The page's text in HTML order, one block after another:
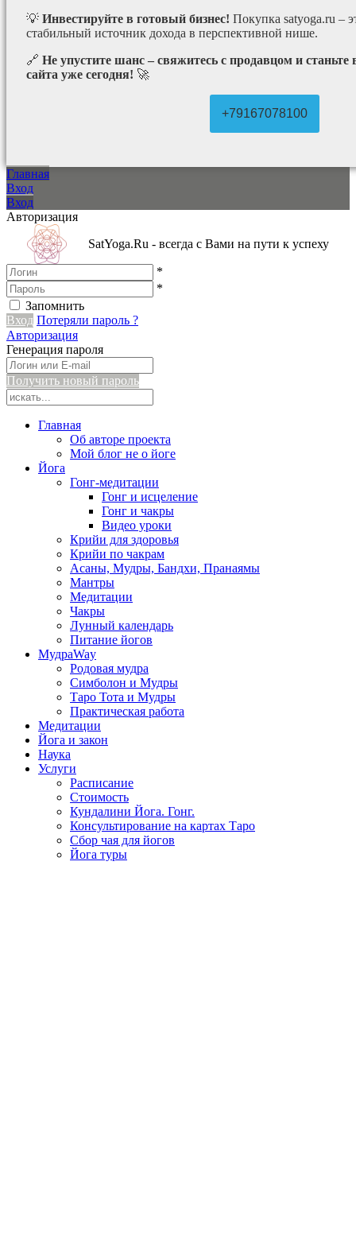
💡 Инвестируйте в готовый бизнес! Покупка satyoga.ru –
стабильный источник дохода в перспективной нише.
🔗 Не упустите шанс – свяжитесь с продавцом и
сайта уже сегодня! 🚀
+79167078100
Главная
Вход
Вход
Авторизация
SatYoga.Ru - всегда с Вами на пути к успеху
*
*
Запомнить
Вход Потеряли пароль ?
Авторизация
Генерация пароля
Получить новый пароль
Главная
Об авторе проекта
Мой блог не о йоге
Йога
Гонг-медитации
Гонг и исцеление
Гонг и чакры
Видео уроки
Крийи для здоровья
Крийи по чакрам
Асаны, Мудры, Бандхи, Пранаямы
Мантры
Медитации
Чакры
Лунный календарь
Питание йогов
МудраWay
Родовая мудра
Симболон и Мудры
Таро Тота и Мудры
Практическая работа
Медитации
Йога и закон
Наука
Услуги
Расписание
Стоимость
Кундалини Йога. Гонг.
Консультирование на картах Таро
Сбор чая для йогов
Йога туры